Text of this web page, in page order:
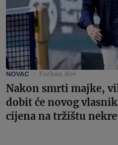
NOVAC Forbes BiH
Nakon smrti majke,
dobit će novog
cijena na tržištu